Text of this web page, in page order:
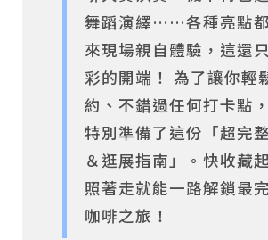
舞蹈演繹……各種亮點
來現場親自體驗，這還
彩的開端！ 為了讓你輕
約、不錯過任何打卡點
特別準備了這份「超完
＆逛展指南」。快收藏
照著走就能一路解鎖最
咖啡之旅！